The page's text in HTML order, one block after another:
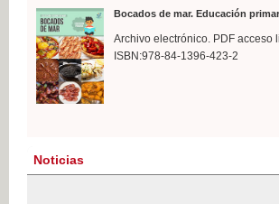
Bocados de mar. Educación
Archivo electrónico. PDF acceso
ISBN:978-84-1396-423-2
Noticias